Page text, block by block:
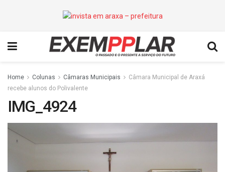
Home Colunas Câmaras Municipais
Câmara Municipal de Araxá
recebe alunos do Polivalente
IMG_4924